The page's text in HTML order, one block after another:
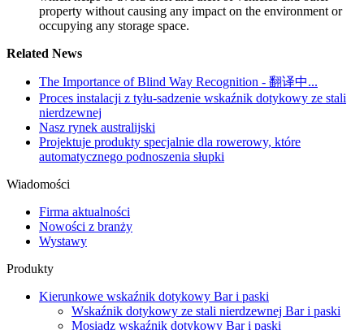
property without causing any impact on the environment or
occupying any storage space.
Related News
The Importance of Blind Way Recognition - 翻译中...
Proces instalacji z tyłu-sadzenie wskaźnik dotykowy ze stali
nierdzewnej
Nasz rynek australijski
Projektuje produkty specjalnie dla rowerowy, które
automatycznego podnoszenia słupki
Wiadomości
Firma aktualności
Nowości z branży
Wystawy
Produkty
Kierunkowe wskaźnik dotykowy Bar i paski
Wskaźnik dotykowy ze stali nierdzewnej Bar i paski
Mosiądz wskaźnik dotykowy Bar i paski